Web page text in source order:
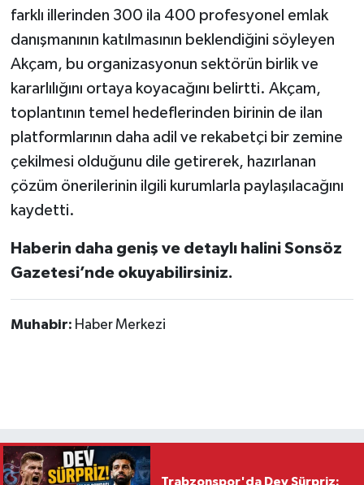
farklı illerinden 300 ila 400 profesyonel emlak
danışmanının katılmasının beklendiğini söyleyen
Akçam, bu organizasyonun sektörün birlik ve
kararlılığını ortaya koyacağını belirtti. Akçam,
toplantının temel hedeflerinden birinin de ilan
platformlarının daha adil ve rekabetçi bir zemine
çekilmesi olduğunu dile getirerek, hazırlanan
çözüm önerilerinin ilgili kurumlarla paylaşılacağını
kaydetti.
Haberin daha geniş ve detaylı halini Sonsöz
Gazetesi’nde okuyabilirsiniz.
Muhabir: Haber Merkezi
Trabzonspor'da Dev Sürpriz: